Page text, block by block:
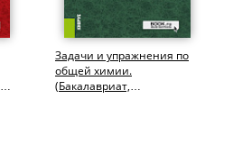
Задачи и упражнения по
общей химии.
(Бакалавриат,